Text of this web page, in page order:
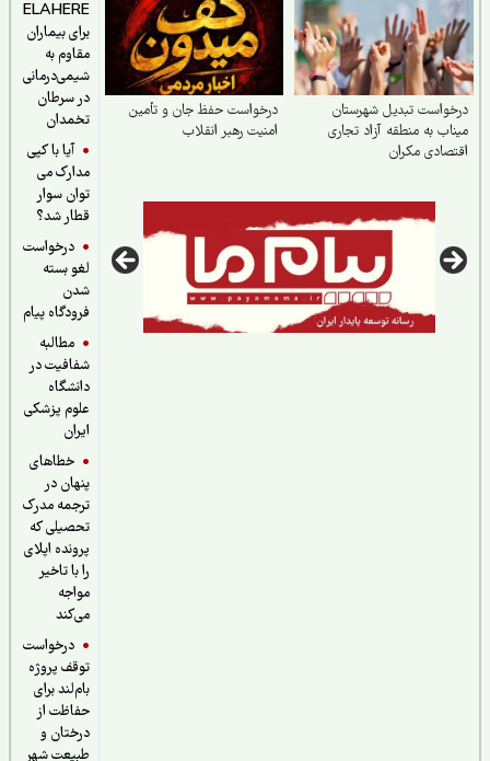
ELAHERE
برای بیماران
مقاوم به
شیمی‌درمانی
در سرطان
تخمدان
آیا با کپی
مدارک می
توان سوار
قطار شد؟
درخواست
لغو بسته
فرودگاه پیام
مطالبه
شفافیت در
دانشگاه
علوم پزشکی
خطاهای
پنهان در
ترجمه مدرک
تحصیلی که
پرونده اپلای
را با تاخیر
درخواست
توقف پروژه
بام‌لند برای
حفاظت از
درختان و
طبیعت شهر
تبدیل شهرستان
به منطقه آزاد تجاری
مکران
درخواست حفظ جان و تأمین
امنیت رهبر انقلاب